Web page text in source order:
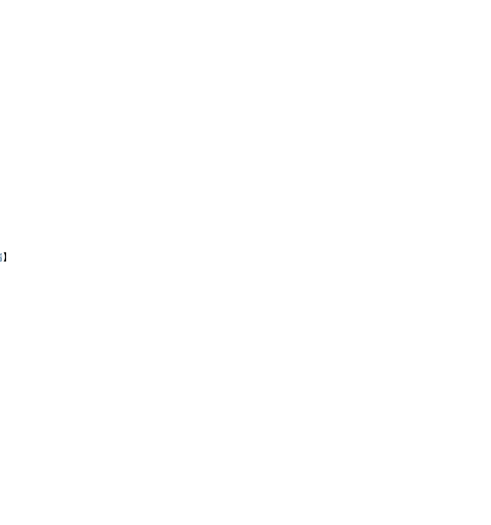
】